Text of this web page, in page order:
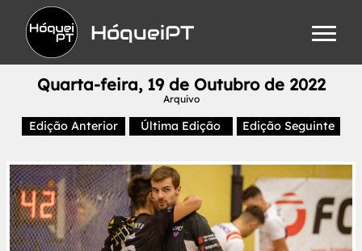
HóqueiPT
Quarta-feira, 19 de Outubro de 2022
Arquivo
Edição Anterior Última Edição Edição Seguinte